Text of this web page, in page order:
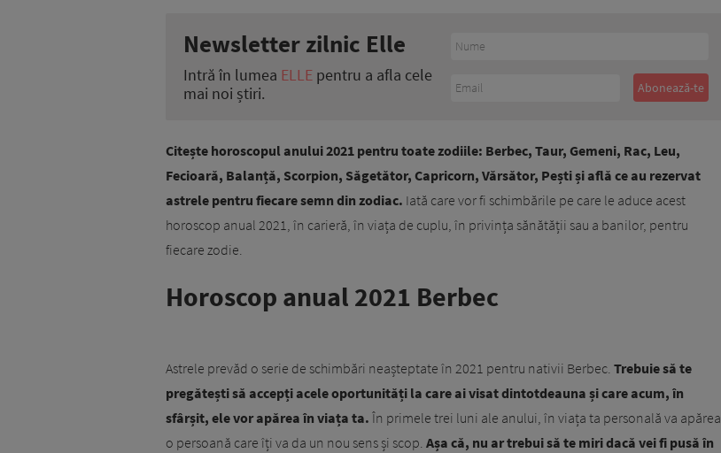
Newsletter zilnic Elle
Intră în lumea ELLE pentru a afla cele
mai noi știri.
Citește horoscopul anului 2021 pentru toate zodiile: Berbec, Taur, Gemeni, Rac, Leu,
Fecioară, Balanță, Scorpion, Săgetător, Capricorn, Vărsător, Pești și află ce au rezervat
astrele pentru fiecare semn din zodiac. Iată care vor fi schimbările pe care le aduce acest
horoscop anual 2021, în carieră, în viața de cuplu, în privința sănătății sau a banilor, pentru
fiecare zodie.
Horoscop anual 2021 Berbec
Astrele prevăd o serie de schimbări neașteptate în 2021 pentru nativii Berbec. Trebuie să te
pregătești să accepți acele oportunități la care ai visat dintotdeauna și care acum, în
sfârșit, ele vor apărea în viața ta. În primele trei luni ale anului, în viața ta personală va apărea
o persoană care îți va da un nou sens și scop. Așa că, nu ar trebui să te miri dacă vei fi pusă în